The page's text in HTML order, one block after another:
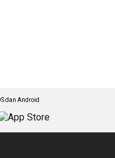
dan Android